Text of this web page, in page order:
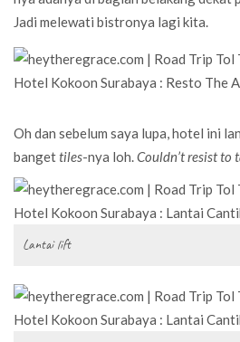
Jadi melewati bistronya lagi kita.
Oh dan sebelum saya lupa, hotel ini
bangettiles-nya loh.Couldn’t resist to
Lantai lift